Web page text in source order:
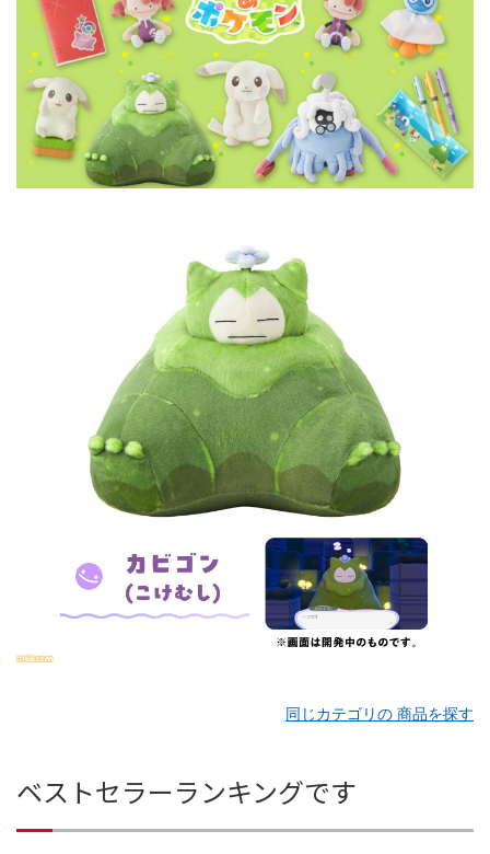
同じカテゴリの 商品を探す
ベストセラーランキングです